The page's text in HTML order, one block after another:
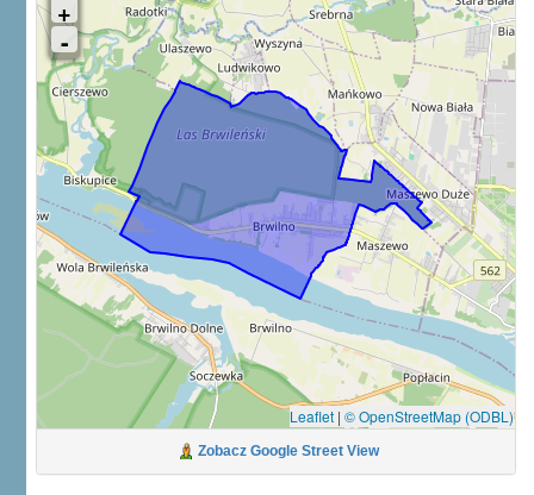
Leaflet | © OpenStreetMap (ODBL)
Zobacz Google Street View